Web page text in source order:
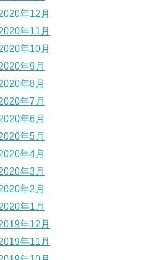
年12月
年11月
年10月
年9月
年8月
年7月
年6月
年5月
年4月
年3月
年2月
年1月
年12月
年11月